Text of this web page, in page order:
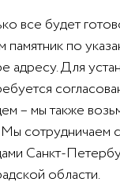
все будет
памятник по
адресу. Для
– мы также
Мы сотрудничаем
Санкт-
области.